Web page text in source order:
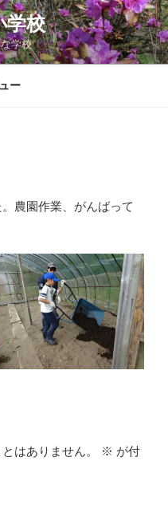
学校
学校
ー
農園作業、がんばって
はありません。 ※ が付